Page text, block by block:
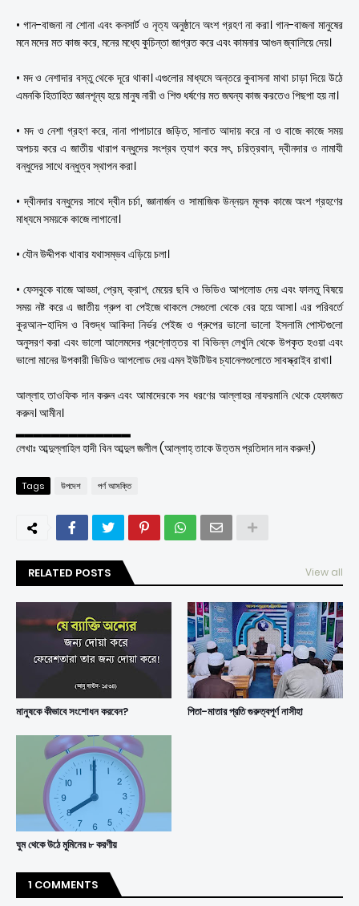
• গান-বাজনা না শোনা এবং কনসার্ট ও নৃত্য অনুষ্ঠানে অংশ গ্রহণ না করা। গান-বাজনা মানুষের
মনে মদের মত কাজ করে, মনের মধ্যে কুচিন্তা জাগ্রত করে এবং কামনার আগুন জ্বালিয়ে দেয়।
• মদ ও নেশাদার বস্তু থেকে দূরে থাকা। এগুলোর মাধ্যমে অন্তরে কুবাসনা মাথা চাড়া দিয়ে উঠে
এমনকি হিতাহিত জ্ঞানশূন্য হয়ে মানুষ নারী ও শিশু ধর্ষণের মত জঘন্য কাজ করতেও পিছপা হয় না।
• মদ ও নেশা গ্রহণ করে, নানা পাপাচারে জড়িত, সালাত আদায় করে না ও বাজে কাজে সময়
অপচয় করে এ জাতীয় খারাপ বন্ধুদের সংশ্রব ত্যাগ করে সৎ, চরিত্রবান, দ্বীনদার ও নামাযী
বন্ধুদের সাথে বন্ধুত্ব স্থাপন করা।
• দ্বীনদার বন্ধুদের সাথে দ্বীন চর্চা, জ্ঞানার্জন ও সামাজিক উন্নয়ন মূলক কাজে অংশ গ্রহণের
মাধ্যমে সময়কে কাজে লাগানো।
• যৌন উদ্দীপক খাবার যথাসম্ভব এড়িয়ে চলা।
• ফেসবুকে বাজে আড্ডা, প্রেম, ক্রাশ, মেয়ের ছবি ও ভিডিও আপলোড দেয় এবং ফালতু বিষয়ে
সময় নষ্ট করে এ জাতীয় গ্রুপ বা পেইজে থাকলে সেগুলো থেকে বের হয়ে আসা। এর পরিবর্তে
কুরআন-হাদিস ও বিশুদ্ধ আকিদা নির্ভর পেইজ ও গ্রুপের ভালো ভালো ইসলামি পোস্টগুলো
অনুসরণ করা এবং ভালো আলেমদের প্রশ্নোত্তর বা বিভিন্ন লেখুনি থেকে উপকৃত হওয়া এবং
ভালো মানের উপকারী ভিডিও আপলোড দেয় এমন ইউটিউব চ্যানেলগুলোতে সাবস্ক্রাইব রাখা।
আল্লাহ তাওফিক দান করুন এবং আমাদেরকে সব ধরণের আল্লাহর নাফরমানি থেকে হেফাজত
করুন। আমীন।
▂▂▂▂▂▂▂▂▂▂▂▂▂
লেখাঃ আব্দুল্লাহিল হাদী বিন আব্দুল জলীল (আল্লাহ্‌ তাকে উত্তম প্রতিদান দান করুন!)
Tags উপদেশ পর্ণ আসক্তি
RELATED POSTS View all
মানুষকে কীভাবে সংশোধন করবেন? পিতা-মাতার প্রতি গুরুত্বপূর্ণ নাসীহা
ঘুম থেকে উঠে মুমিনের ৮ করণীয়
1 COMMENTS